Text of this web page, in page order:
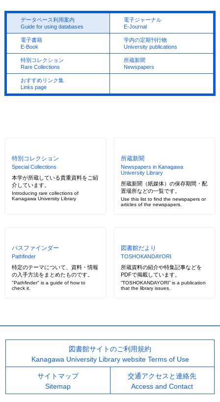
データベース利用案内
Guide for using databases
電子ジャーナル
E-Journal
電子書籍
E-Book
学内の定期刊行物
University publications
特別コレクション
Rare Collections
所蔵新聞
Newspapers
おすすめリンク集
Links page
特別コレクション
Special Collections
本学が所蔵している貴重資料をご紹
介しています。
Introducing rare collections of
Kanagawa University Library
所蔵新聞
Newspapers in Kanagawa
University Library
所蔵新聞（紙媒体）の保存期間・配
置場所などの一覧です。
Use this list to find the newspapers or
articles of the newspapers.
パスファインダー
Pathfinder
特定のテーマについて、資料・情報
の入手方法をまとめたものです。
"Pathfinder" is a guide of how to
check it.
図書館だより
TOSHOKANDAYORI
所蔵資料の紹介や特集記事などを
PDFで掲載しています。
“TOSHOKANDAYORI” is a publication
that the library issues.
図書館サイトのご利用規約
Kanagawa University Library website Terms of Use
サイトマップ
Sitemap
交通アクセスと連絡先
Access and Contact